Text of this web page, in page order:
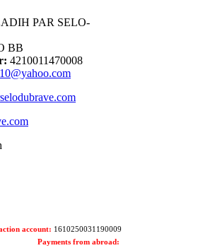
PAR SELO-
BB
4210011470008
account: 1610250031190009
Payments from abroad: